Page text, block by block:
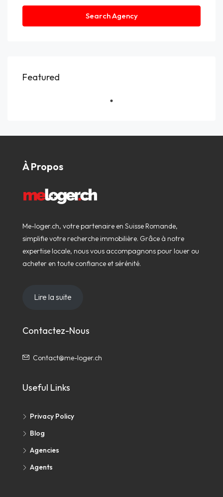
Search Agency
Featured
À Propos
Me-loger.ch, votre partenaire en Suisse Romande,
simplifie votre recherche immobilière. Grâce à notre
expertise locale, nous vous accompagnons pour louer ou
acheter en toute confiance et sérénité.
Lire la suite
Contactez-Nous
Contact@me-loger.ch
Useful Links
Privacy Policy
Blog
Agencies
Agents